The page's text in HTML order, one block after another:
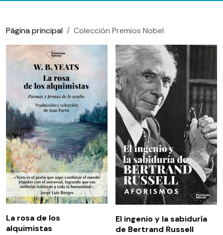
Página principal Colección Premios Nobel
La rosa de los
alquimistas
El ingenio y la sabiduría
de Bertrand Russell